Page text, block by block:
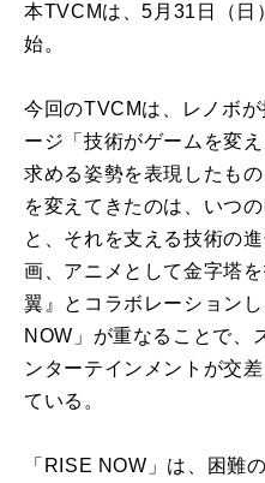
本TVCMは、5月31日（日
始。
今回のTVCMは、レノボ
ージ「技術がゲームを変
求める姿勢を表現したも
を変えてきたのは、いつ
と、それを支える技術の
画、アニメとして金字塔
翼』とコラボレーション
NOW」が重なることで、
ンターテインメントが交
ている。
「RISE NOW」は、困難